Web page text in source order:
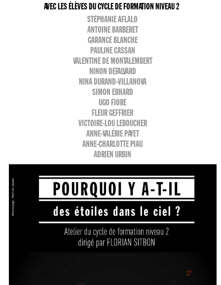
AVEC LES ÉLÈVES DU CYCLE DE FORMATION NIVEAU 2
STÉPHANIE AFLALO
ANTOINE BARBERET
GARANCE BLANCHE
PAULINE CASSAN
VALENTINE DE MONTALEMBERT
NINON DEFALVARD
NINA DURAND-VILLANOVA
SIMON ERHARD
UGO FIORE
FLEUR GEFFRIER
VICTOIRE-LOU LEBOUCHER
ANNE-VALÉRIE PAYET
ANNE-CHARLOTTE PIAU
ADRIEN URBIN